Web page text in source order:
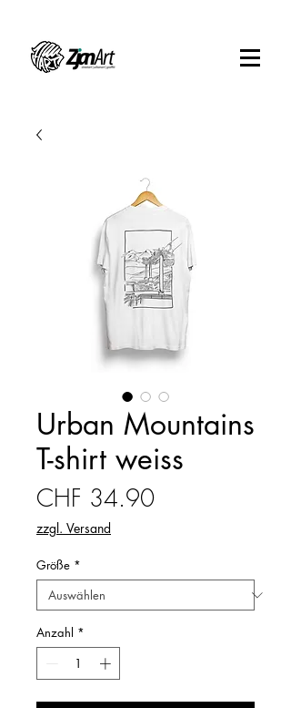
Urban Mountains
T-shirt weiss
CHF 34.90Preis
zzgl. Versand
Größe *
Anzahl *